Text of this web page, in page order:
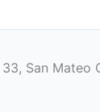
San Mateo